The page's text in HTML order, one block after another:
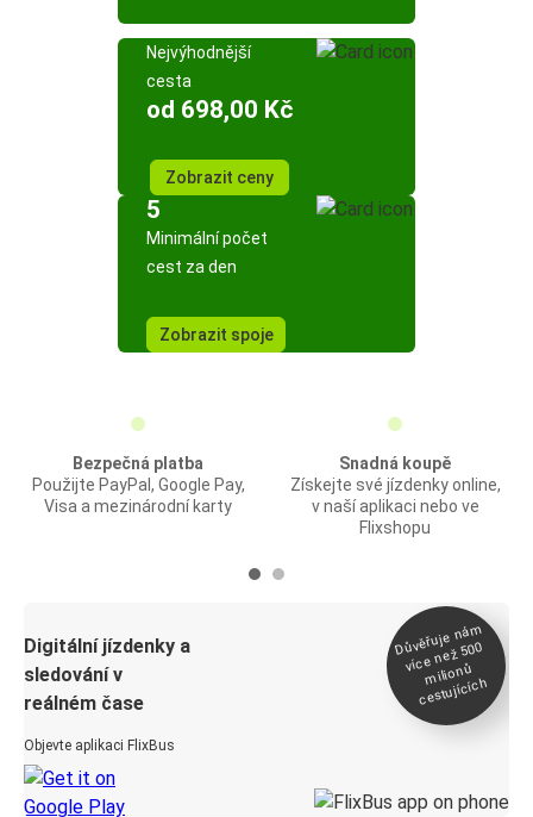
Nejvýhodnější
cesta
od 698,00 Kč
Zobrazit ceny
5
Minimální počet
cest za den
Zobrazit spoje
Bezpečná platba
Použijte PayPal, Google Pay,
Visa a mezinárodní karty
Snadná koupě
Získejte své jízdenky online,
v naší aplikaci nebo ve
Flixshopu
Digitální jízdenky a
sledování v
reálném čase
Objevte aplikaci FlixBus
Důvěřuje ná
m
více než 500
milionů
cestujících